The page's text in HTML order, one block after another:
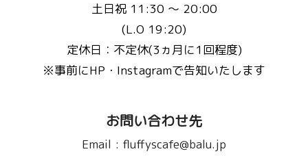
土日祝 11:30 〜 20:00
(L.O 19:20)
定休日：不定休(3ヵ月に1回程度)
※事前にHP・Instagramで告知いたします
お問い合わせ先
Email : fluffyscafe@balu.jp